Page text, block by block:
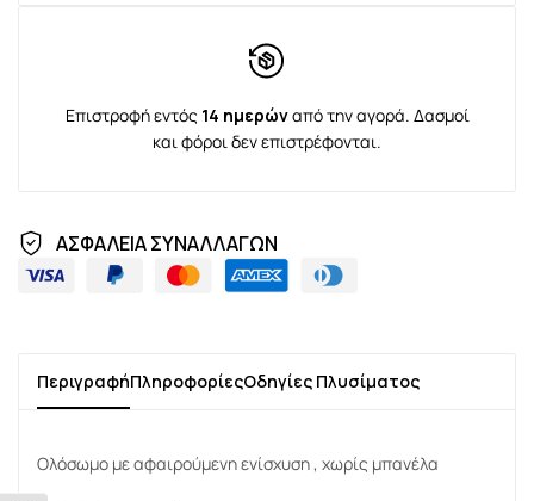
Επιστροφή εντός 14 ημερώναπό την αγορά. Δασμοί
και φόροι δεν επιστρέφονται.
ΑΣΦΑΛΕΙΑ ΣΥΝΑΛΛΑΓΩΝ
ΠεριγραφήΠληροφορίεςΟδηγίες Πλυσίματος
Ολόσωμο με αφαιρούμενη ενίσχυση , χωρίς μπανέλα